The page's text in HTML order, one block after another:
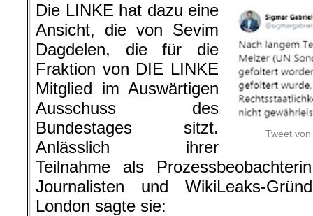
Tweet
Die LINKE hat dazu eine
Ansicht, die von Sevim
Dagdelen, die für die
Fraktion von DIE LINKE
Mitglied im Auswärtigen
Ausschuss des
Bundestages sitzt.
Anlässlich ihrer
Teilnahme als
Journalisten und WikiLeaks-
London sagte sie: